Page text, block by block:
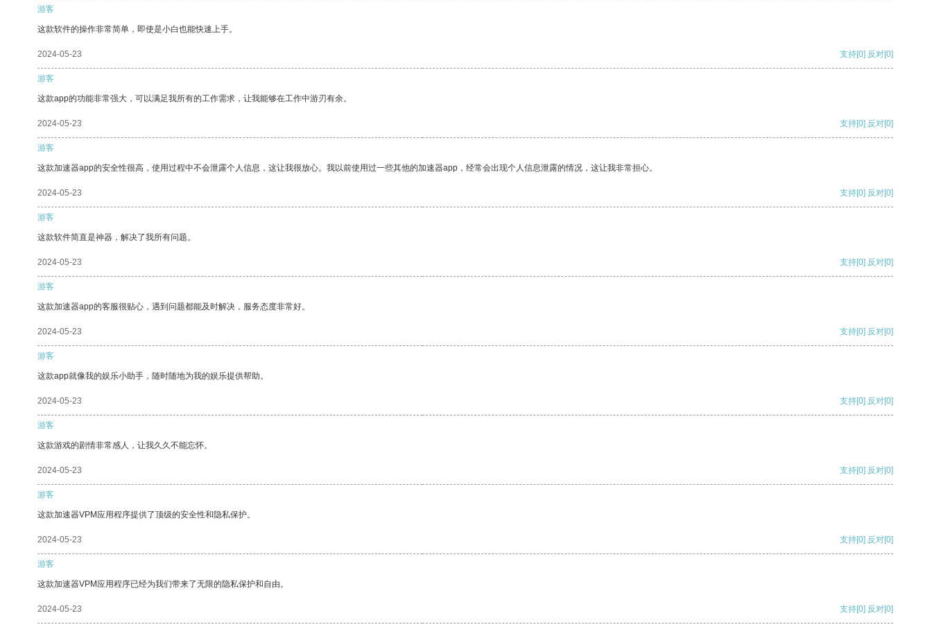
游客
这款软件的操作非常简单，即使是小白也能快速上手。
2024-05-23 支持[0] 反对[0]
游客
这款app的功能非常强大，可以满足我所有的工作需求，让我能够在工作中游刃有余。
2024-05-23 支持[0] 反对[0]
游客
这款加速器app的安全性很高，使用过程中不会泄露个人信息，这让我很放心。我以前使用过一些其他的加速器app，经常会出现个人信息泄露的情况，这让我非常担心。
2024-05-23 支持[0] 反对[0]
游客
这款软件简直是神器，解决了我所有问题。
2024-05-23 支持[0] 反对[0]
游客
这款加速器app的客服很贴心，遇到问题都能及时解决，服务态度非常好。
2024-05-23 支持[0] 反对[0]
游客
这款app就像我的娱乐小助手，随时随地为我的娱乐提供帮助。
2024-05-23 支持[0] 反对[0]
游客
这款游戏的剧情非常感人，让我久久不能忘怀。
2024-05-23 支持[0] 反对[0]
游客
这款加速器VPM应用程序提供了顶级的安全性和隐私保护。
2024-05-23 支持[0] 反对[0]
游客
这款加速器VPM应用程序已经为我们带来了无限的隐私保护和自由。
2024-05-23 支持[0] 反对[0]